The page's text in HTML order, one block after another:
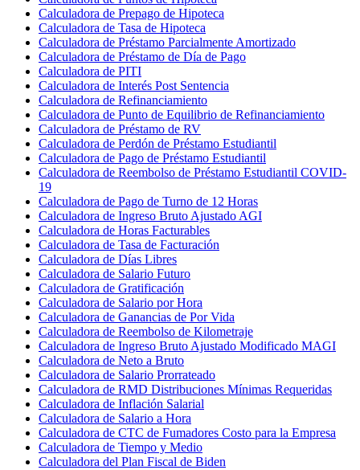
Calculadora de Prepago de Hipoteca
Calculadora de Tasa de Hipoteca
Calculadora de Préstamo Parcialmente Amortizado
Calculadora de Préstamo de Día de Pago
Calculadora de PITI
Calculadora de Interés Post Sentencia
Calculadora de Refinanciamiento
Calculadora de Punto de Equilibrio de Refinanciamiento
Calculadora de Préstamo de RV
Calculadora de Perdón de Préstamo Estudiantil
Calculadora de Pago de Préstamo Estudiantil
Calculadora de Reembolso de Préstamo Estudiantil COVID-
19
Calculadora de Pago de Turno de 12 Horas
Calculadora de Ingreso Bruto Ajustado AGI
Calculadora de Horas Facturables
Calculadora de Tasa de Facturación
Calculadora de Días Libres
Calculadora de Salario Futuro
Calculadora de Gratificación
Calculadora de Salario por Hora
Calculadora de Ganancias de Por Vida
Calculadora de Reembolso de Kilometraje
Calculadora de Ingreso Bruto Ajustado Modificado MAGI
Calculadora de Neto a Bruto
Calculadora de Salario Prorrateado
Calculadora de RMD Distribuciones Mínimas Requeridas
Calculadora de Inflación Salarial
Calculadora de Salario a Hora
Calculadora de CTC de Fumadores Costo para la Empresa
Calculadora de Tiempo y Medio
Calculadora del Plan Fiscal de Biden